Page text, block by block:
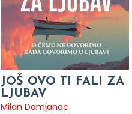
JOŠ OVO TI FALI ZA
LJUBAV
Milan Damjanac